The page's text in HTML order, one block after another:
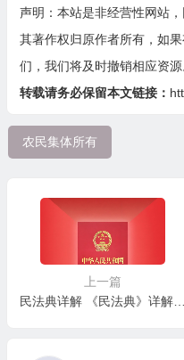
声明：本站是非经营性网站
其著作权归原作者所有，如
们，我们将及时撤销相应资源
转载请务必保留本文链接：
农民集体所有
上一篇
民法典详解 《民法典》详解 – 第二百六十一条：农民集体所有财产归属及重大事项集体决定